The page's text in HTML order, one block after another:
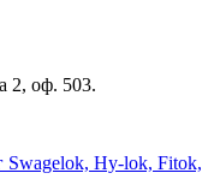
2, оф. 503.